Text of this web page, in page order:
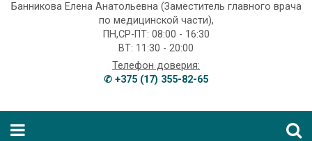
Банникова Елена Анатольевна (Заместитель главного врача
по медицинской части),
ПН,СР-ПТ: 08:00 - 16:30
ВТ: 11:30 - 20:00
Телефон доверия:
✆ +375 (17) 355-82-65